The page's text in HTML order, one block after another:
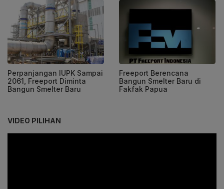
Perpanjangan IUPK Sampai
2061, Freeport Diminta
Bangun Smelter Baru
Freeport Berencana
Bangun Smelter Baru di
Fakfak Papua
VIDEO PILIHAN